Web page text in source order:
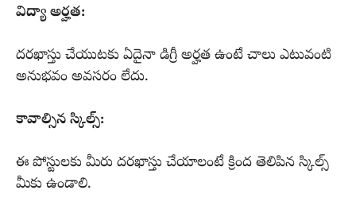
విద్యా అర్హత:
దరఖాస్తు చేయుటకు ఏదైనా డిగ్రీ అర్హత ఉంటే చాలు ఎటువంటి
అనుభవం అవసరం లేదు.
కావాల్సిన స్కిల్స్:
ఈ పోస్టులకు మీరు దరఖాస్తు చేయాలంటే క్రింద తెలిపిన స్కిల్స్
మీకు ఉండాలి.